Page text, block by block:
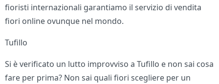
fioristi internazionali garantiamo il servizio di vendita
fiori online ovunque nel mondo.
Tufillo
Si è verificato un lutto improvviso a Tufillo e non sai cosa
fare per prima? Non sai quali fiori scegliere per un